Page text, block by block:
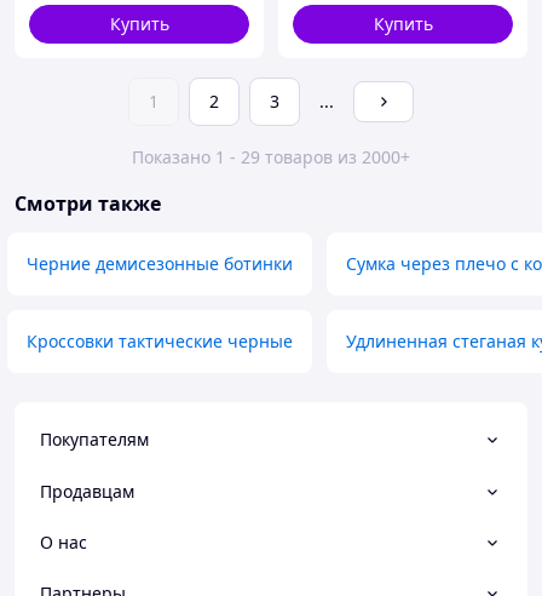
Купить Купить
1 2 3 ...
Показано 1 - 29 товаров из 2000+
Смотри также
Черние демисезонные ботинки Сумка через плечо с
Кроссовки тактические черные Удлиненная стеганая
Покупателям
Продавцам
О нас